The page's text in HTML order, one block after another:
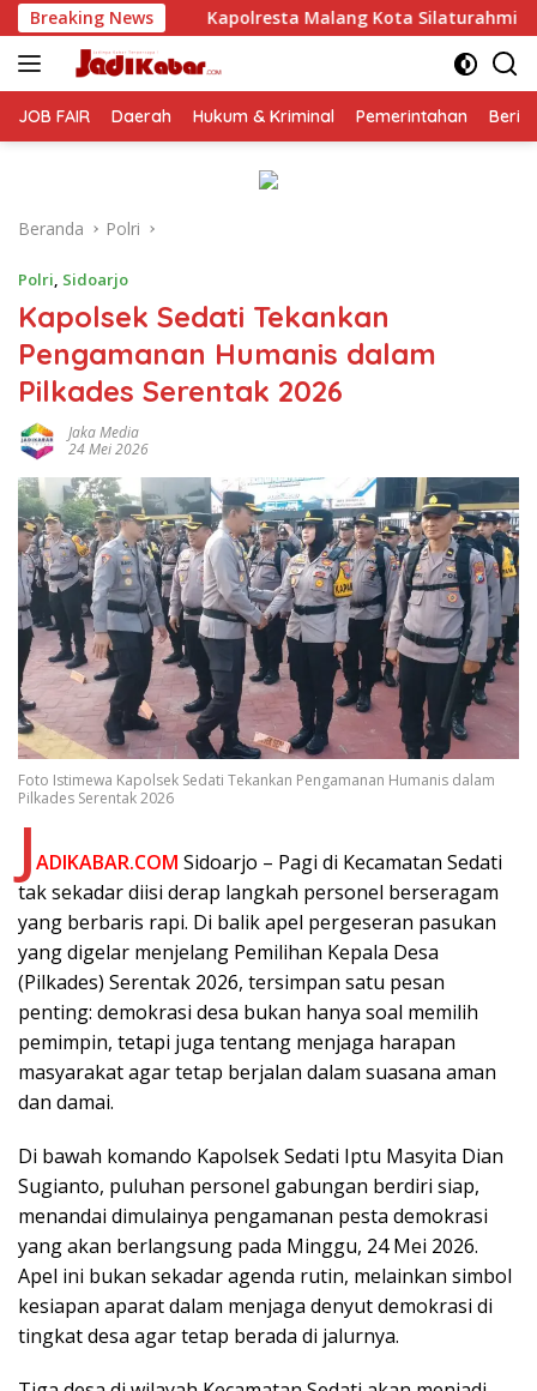
Langsung
ke
konten
Breaking News
Malang Kota Silaturahmi ke PCNU, Perkuat Sinergi
JOB FAIR Daerah Hukum & Kriminal Pemerintahan
Beranda Polri
Polri, Sidoarjo
Kapolsek Sedati Tekankan
Pengamanan Humanis dalam
Pilkades Serentak 2026
Jaka Media
24 Mei 2026
Foto Istimewa Kapolsek Sedati Tekankan Pengamanan Humanis dalam
Pilkades Serentak 2026
JADIKABAR.COM Sidoarjo – Pagi di Kecamatan Sedati
tak sekadar diisi derap langkah personel berseragam
yang berbaris rapi. Di balik apel pergeseran pasukan
yang digelar menjelang Pemilihan Kepala Desa
(Pilkades) Serentak 2026, tersimpan satu pesan
penting: demokrasi desa bukan hanya soal memilih
pemimpin, tetapi juga tentang menjaga harapan
masyarakat agar tetap berjalan dalam suasana aman
dan damai.
Di bawah komando Kapolsek Sedati Iptu Masyita Dian
Sugianto, puluhan personel gabungan berdiri siap,
menandai dimulainya pengamanan pesta demokrasi
yang akan berlangsung pada Minggu, 24 Mei 2026.
Apel ini bukan sekadar agenda rutin, melainkan simbol
kesiapan aparat dalam menjaga denyut demokrasi di
tingkat desa agar tetap berada di jalurnya.